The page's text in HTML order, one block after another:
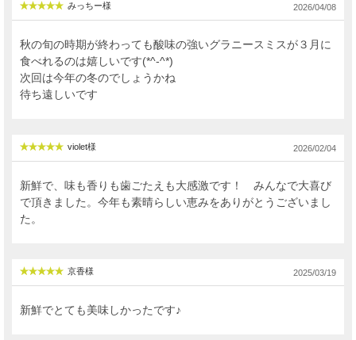
みっちー様 2026/04/08
秋の旬の時期が終わっても酸味の強いグラニースミスが３月に
食べれるのは嬉しいです(*^-^*)
次回は今年の冬のでしょうかね
待ち遠しいです
violet様 2026/02/04
新鮮で、味も香りも歯ごたえも大感激です！ みんなで大喜び
で頂きました。今年も素晴らしい恵みをありがとうございまし
た。
京香様 2025/03/19
新鮮でとても美味しかったです♪